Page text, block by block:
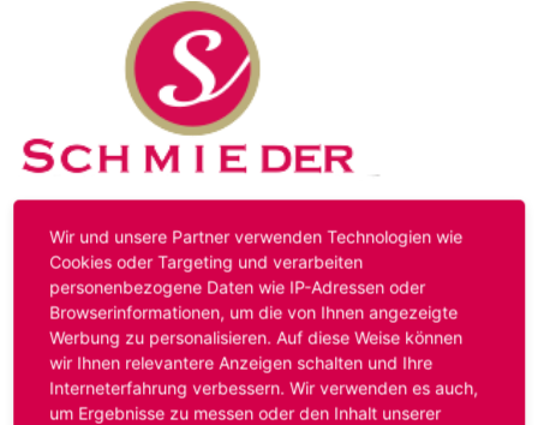
Kontakt Impressum Datenschutz
Hinweis:Das von ihnen aufgerufene Stellenangebot ist
bereits ausgelaufen. Alternative Stellenanzeigen finden
Sie unter:
www.schmieder-personal.de/stellenangebote
Oder Sie bewerben sich
initiativund wir suchen für Sie
passende Stellenangebote.
Wir und unsere Partner verwenden Technologien wie
Cookies oder Targeting und verarbeiten
personenbezogene Daten wie IP-Adressen oder
Browserinformationen, um die von Ihnen angezeigte
Werbung zu personalisieren. Auf diese Weise können
wir Ihnen relevantere Anzeigen schalten und Ihre
Interneterfahrung verbessern. Wir verwenden es auch,
um Ergebnisse zu messen oder den Inhalt unserer